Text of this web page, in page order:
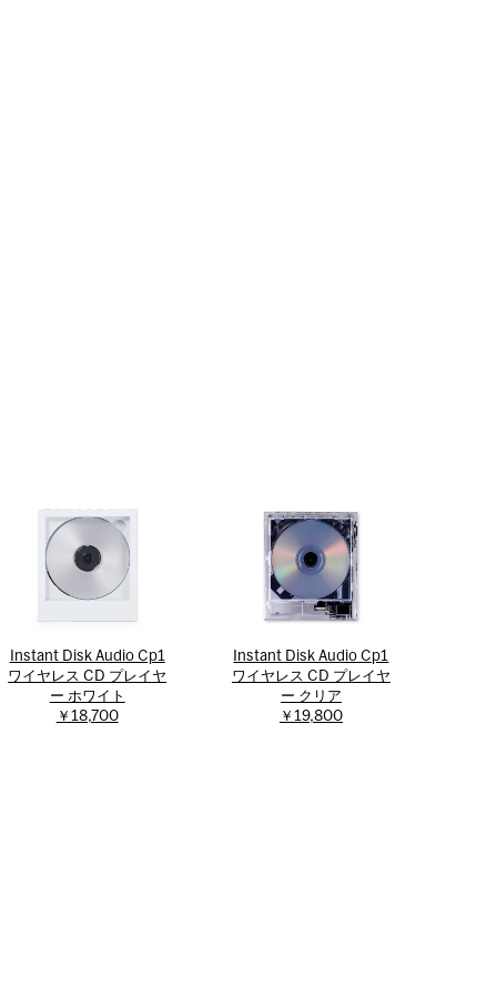
Instant Disk Audio Cp1
ワイヤレス CD プレイヤ
ー ホワイト
￥18,700
Instant Disk Audio Cp1
ワイヤレス CD プレイヤ
ー クリア
￥19,800